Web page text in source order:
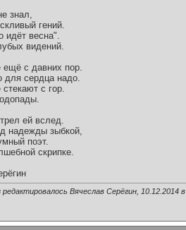
знал,
гений.
идёт весна".
видений.
ещё с давних пор.
для сердца надо.
стекают с гор.
ей вслед.
надежды зыбкой,
поэт.
скрипке.
редактировалось Вячеслав Серёгин, 10.12.2014 в